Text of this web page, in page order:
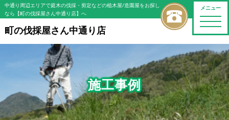
メニュー
toggle
中通り周辺エリアで庭木の伐採・剪定などの植木屋/造園屋をお探し
なら【町の伐採屋さん中通り店】へ
町の伐採屋さん中通り店
施工事例